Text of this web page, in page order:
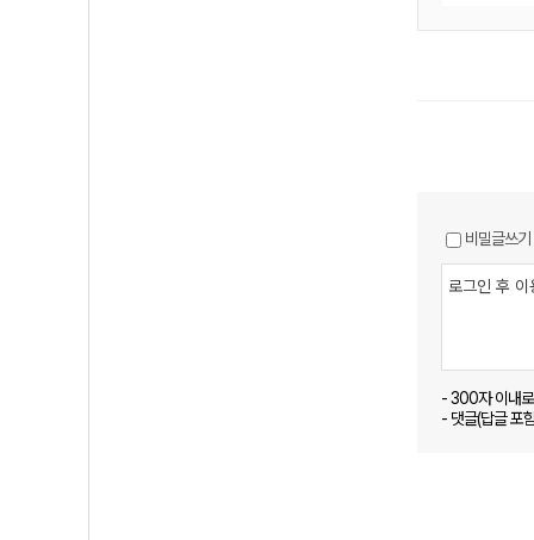
비밀글쓰기
- 300자 이내
- 댓글(답글 포